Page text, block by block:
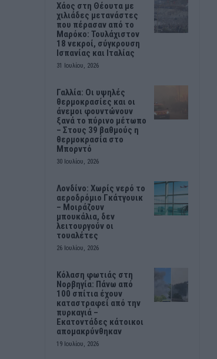
Χάος στη Θέουτα με
χιλιάδες μετανάστες
που πέρασαν από το
Μαρόκο: Τουλάχιστον
18 νεκροί, σύγκρουση
Ισπανίας και Ιταλίας
31 Ιουλίου, 2026
Γαλλία: Οι υψηλές
θερμοκρασίες και οι
άνεμοι φουντώνουν
ξανά το πύρινο μέτωπο
– Στους 39 βαθμούς η
θερμοκρασία στο
Μπορντό
30 Ιουλίου, 2026
Λονδίνο: Χωρίς νερό το
αεροδρόμιο Γκάτγουικ
– Μοιράζουν
μπουκάλια, δεν
λειτουργούν οι
τουαλέτες
26 Ιουλίου, 2026
Κόλαση φωτιάς στη
Νορβηγία: Πάνω από
100 σπίτια έχουν
καταστραφεί από την
πυρκαγιά –
Εκατοντάδες κάτοικοι
απομακρύνθηκαν
19 Ιουλίου, 2026